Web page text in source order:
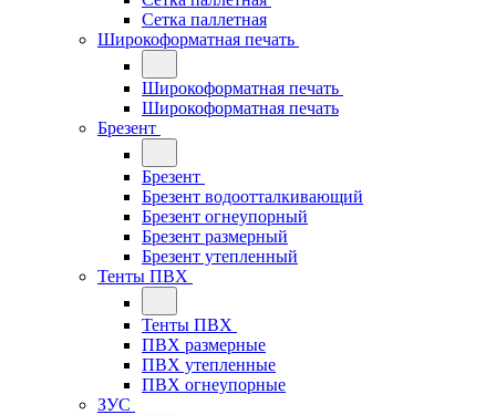
Сетка паллетная
Широкоформатная печать
Широкоформатная печать
Широкоформатная печать
Брезент
Брезент
Брезент водоотталкивающий
Брезент огнеупорный
Брезент размерный
Брезент утепленный
Тенты ПВХ
Тенты ПВХ
ПВХ размерные
ПВХ утепленные
ПВХ огнеупорные
ЗУС